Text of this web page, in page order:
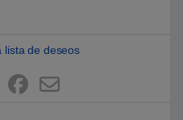
lista de deseos